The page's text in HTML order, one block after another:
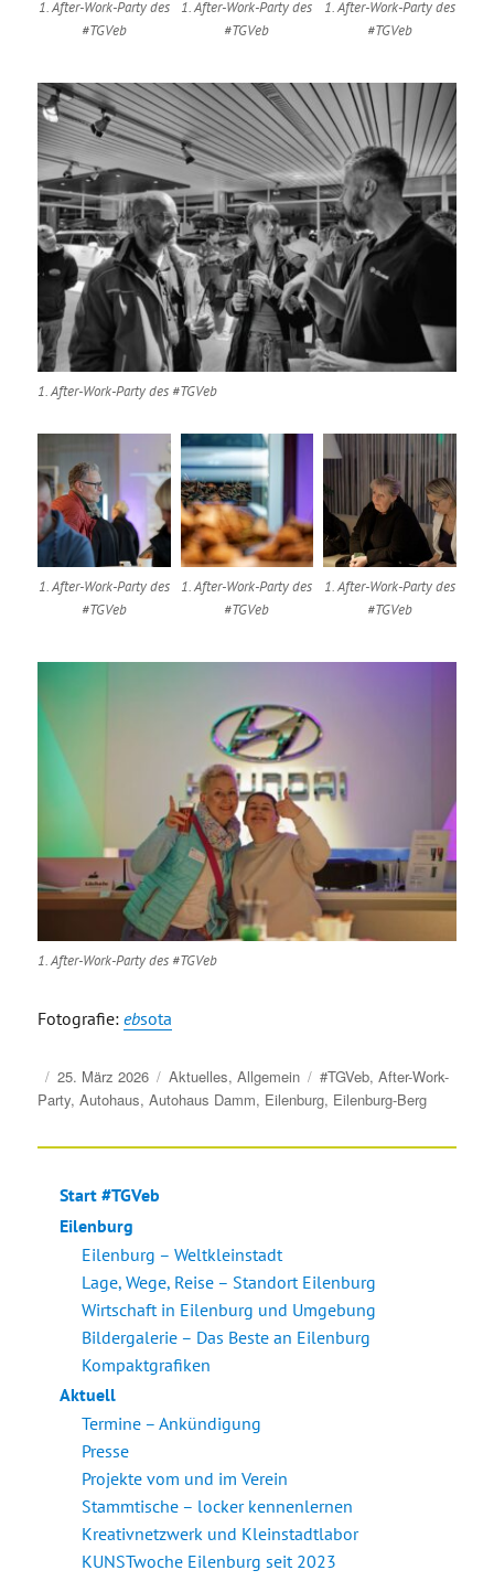
1. After-Work-Party des
#TGVeb
1. After-Work-Party des
#TGVeb
1. After-Work-Party des
#TGVeb
1. After-Work-Party des #TGVeb
1. After-Work-Party des
#TGVeb
1. After-Work-Party des
#TGVeb
1. After-Work-Party des
#TGVeb
1. After-Work-Party des #TGVeb
Fotografie:ebsota
Veröffentlicht
am
25. März 2026 Kategorien
Aktuelles,Allgemein Schlagwörter
#TGVeb,After-Work-
Party,Autohaus,Autohaus Damm, Eilenburg, Eilenburg-Berg
Start #TGVeb
Eilenburg
Eilenburg – Weltkleinstadt
Lage, Wege, Reise – Standort Eilenburg
Wirtschaft in Eilenburg und Umgebung
Bildergalerie – Das Beste an Eilenburg
Kompaktgrafiken
Aktuell
Termine – Ankündigung
Presse
Projekte vom und im Verein
Stammtische – locker kennenlernen
Kreativnetzwerk und Kleinstadtlabor
KUNSTwoche Eilenburg seit 2023